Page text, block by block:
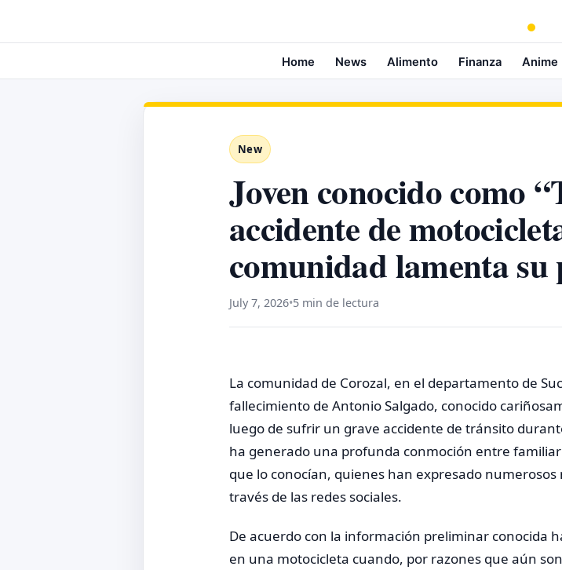
Home News Alimento Finanza Anime
New
Joven conocido como
accidente de
comunidad lamenta
July 7, 2026•5 min de lectura
La comunidad de Corozal, en el departamento de
fallecimiento de Antonio Salgado, conocido
luego de sufrir un grave accidente de tránsito
ha generado una profunda conmoción entre
que lo conocían, quienes han expresado
través de las redes sociales.
De acuerdo con la información preliminar conocida
en una motocicleta cuando, por razones que aún